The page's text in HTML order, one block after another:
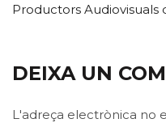
Productors Audiovisuals
DEIXA UN
L'adreça electrònica no